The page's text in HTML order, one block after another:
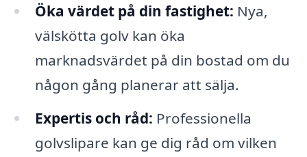
Öka värdet på din fastighet: Nya,
välskötta golv kan öka
marknadsvärdet på din bostad om du
någon gång planerar att sälja.
Expertis och råd: Professionella
golvslipare kan ge dig råd om vilken